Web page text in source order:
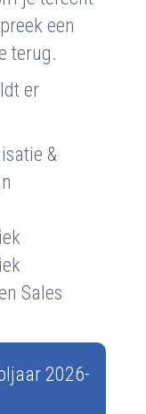
een
terug.
er
&
Sales
2026-